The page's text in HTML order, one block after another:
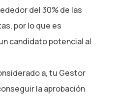
del 30% de las
por lo que es
candidato potencial al
a, tu Gestor
la aprobación